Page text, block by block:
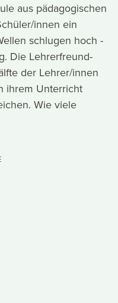
aus pädagogischen
innen ein
schlugen hoch -
Die Lehrerfreund-
der Lehrer/innen
ihrem Unterricht
Wie viele